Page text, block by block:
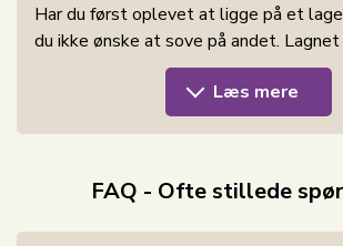
Har du først oplevet at ligge på et
du ikke ønske at sove på andet.
af 100% rent naturligt bambus, uden
kemikalier. Lagnet er satinvævet for at
Uovertruffen komfort:
for deres blødhed og
Læs mere
FAQ - Ofte stillede